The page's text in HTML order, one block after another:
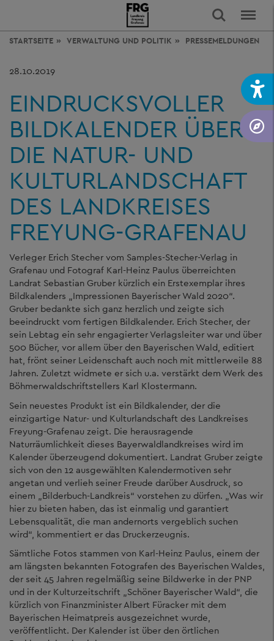
STARTSEITE VERWALTUNG UND POLITIK PRESSEMELDUNGEN
28.10.2019
EINDRUCKSVOLLER
BILDKALENDER ÜBER
DIE NATUR- UND
KULTURLANDSCHAFT
DES LANDKREISES
FREYUNG-GRAFENAU
Verleger Erich Stecher vom Samples-Stecher-Verlag in
Grafenau und Fotograf Karl-Heinz Paulus überreichten
Landrat Sebastian Gruber kürzlich ein Erstexemplar ihres
Bildkalenders „Impressionen Bayerischer Wald 2020“.
Gruber bedankte sich ganz herzlich und zeigte sich
beeindruckt vom fertigen Bildkalender. Erich Stecher, der
sein Lebtag ein sehr engagierter Verlagsleiter war und über
500 Bücher, vor allem über den Bayerischen Wald, editiert
hat, frönt seiner Leidenschaft auch noch mit mittlerweile 88
Jahren. Zuletzt widmete er sich u.a. verstärkt dem Werk des
Böhmerwaldschriftstellers Karl Klostermann.
Sein neuestes Produkt ist ein Bildkalender, der die
einzigartige Natur- und Kulturlandschaft des Landkreises
Freyung-Grafenau zeigt. Die herausragende
Naturräumlichkeit dieses Bayerwaldlandkreises wird im
Kalender überzeugend dokumentiert. Landrat Gruber zeigte
sich von den 12 ausgewählten Kalendermotiven sehr
angetan und verlieh seiner Freude darüber Ausdruck, so
einem „Bilderbuch-Landkreis“ vorstehen zu dürfen. „Was wir
hier zu bieten haben, das ist einmalig und garantiert
Lebensqualität, die man andernorts vergeblich suchen
wird“, kommentiert er das Druckerzeugnis.
Sämtliche Fotos stammen von Karl-Heinz Paulus, einem der
am längsten bekannten Fotografen des Bayerischen Waldes,
der seit 45 Jahren regelmäßig seine Bildwerke in der PNP
und in der Kulturzeitschrift „Schöner Bayerischer Wald“, die
kürzlich von Finanzminister Albert Füracker mit dem
Bayerischen Heimatpreis ausgezeichnet wurde,
veröffentlicht. Der Kalender ist über den örtlichen